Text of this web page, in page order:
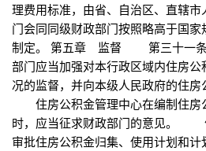
理费用标准，由省、自治区、直辖
门会同同级财政部门按照略高于国
制定。 第五章 监督 第三十一条
部门应当加强对本行政区域内住房
况的监督，并向本级人民政府的住房
住房公积金管理中心在编制住房
时，应当征求财政部门的意见。
审批住房公积金归集、使用计划和